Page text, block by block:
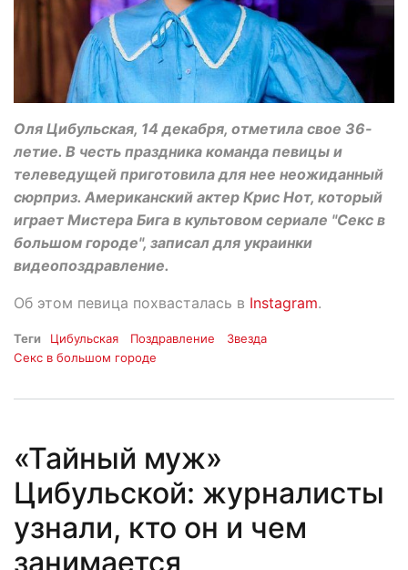
Оля Цибульская, 14 декабря, отметила свое 36-
летие. В честь праздника команда певицы и
телеведущей приготовила для нее неожиданный
сюрприз. Американский актер Крис Нот, который
играет Мистера Бига в культовом сериале "Секс в
большом городе", записал для украинки
видеопоздравление.
Об этом певица похвасталась в Instagram.
Теги Цибульская Поздравление
Звезда
Секс в большом городе
«Тайный муж»
Цибульской: журналисты
узнали, кто он и чем
занимается